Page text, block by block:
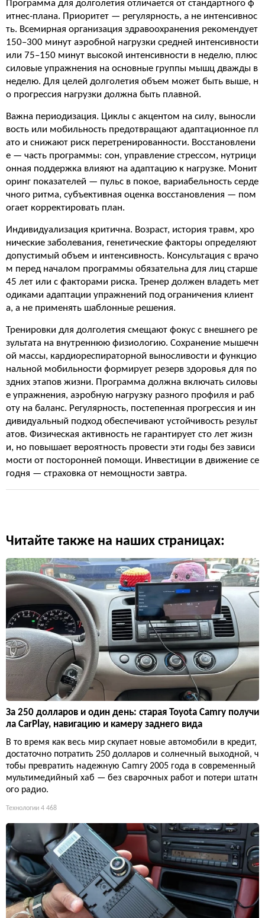
Программа для долголетия отличается от стандартного ф
итнес-плана. Приоритет — регулярность, а не интенсивнос
ть. Всемирная организация здравоохранения рекомендует
150–300 минут аэробной нагрузки средней интенсивности
или 75–150 минут высокой интенсивности в неделю, плюс
силовые упражнения на основные группы мышц дважды в
неделю. Для целей долголетия объем может быть выше, н
о прогрессия нагрузки должна быть плавной.
Важна периодизация. Циклы с акцентом на силу, выносли
вость или мобильность предотвращают адаптационное пл
ато и снижают риск перетренированности. Восстановлени
е — часть программы: сон, управление стрессом, нутрици
онная поддержка влияют на адаптацию к нагрузке. Монит
оринг показателей — пульс в покое, вариабельность серде
чного ритма, субъективная оценка восстановления — пом
огает корректировать план.
Индивидуализация критична. Возраст, история травм, хро
нические заболевания, генетические факторы определяют
допустимый объем и интенсивность. Консультация с врачо
м перед началом программы обязательна для лиц старше
45 лет или с факторами риска. Тренер должен владеть мет
одиками адаптации упражнений под ограничения клиент
а, а не применять шаблонные решения.
Тренировки для долголетия смещают фокус с внешнего ре
зультата на внутреннюю физиологию. Сохранение мышечн
ой массы, кардиореспираторной выносливости и функцио
нальной мобильности формирует резерв здоровья для по
здних этапов жизни. Программа должна включать силовы
е упражнения, аэробную нагрузку разного профиля и раб
оту на баланс. Регулярность, постепенная прогрессия и ин
дивидуальный подход обеспечивают устойчивость результ
атов. Физическая активность не гарантирует сто лет жизн
и, но повышает вероятность провести эти годы без зависи
мости от посторонней помощи. Инвестиции в движение се
годня — страховка от немощности завтра.
Читайте также на наших страницах:
За 250 долларов и один день: старая Toyota Camry получи
ла CarPlay, навигацию и камеру заднего вида
В то время как весь мир скупает новые автомобили в кредит,
достаточно потратить 250 долларов и солнечный выходной, ч
тобы превратить надежную Camry 2005 года в современный
мультимедийный хаб — без сварочных работ и потери штатн
ого радио.
Технологии 4 468